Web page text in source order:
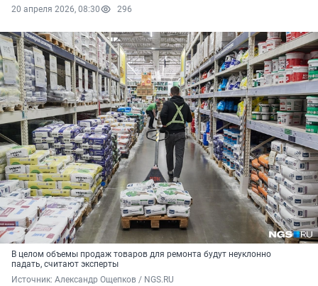
20 апреля 2026, 08:30 296
В целом объемы продаж товаров для ремонта будут неуклонно
падать, считают эксперты
Источник: Александр Ощепков / NGS.RU